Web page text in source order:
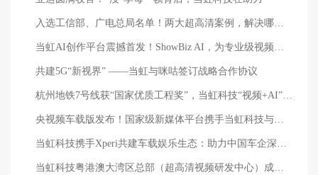
入选工信部、广电总局名单！两大超高清案例，解决哪些痛点？
当虹AI创作平台震撼首发！ShowBiz AI，为专业级视频而生
共建5G“新视界” ——当虹与咪咕签订战略合作协议
杭州地铁7号线获“国家优质工程奖”，当虹科技“视频+AI”守护安全与高效
央视频车载版发布！国家级新媒体平台携手当虹科技与车企打造智能出行新体验
当虹科技携手Xperi共建车载娱乐生态：助力中国车企深度出海 提升智能座舱竞争力
当虹科技粤港澳大湾区总部（超高清视频研发中心）成功落地广州市